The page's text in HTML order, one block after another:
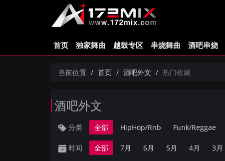
首页 独家舞曲 越鼓专区 串烧舞曲 酒吧串烧
当前位置 首页 酒吧外文 热门收藏
酒吧外文
分类 全部 HipHop/Rnb Funk/Reggae
时间 全部 7月 6月 5月 4月 3月